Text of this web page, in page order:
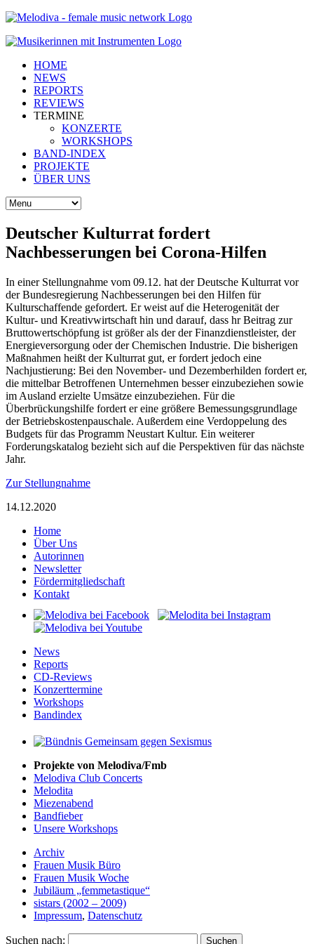
HOME
NEWS
REPORTS
REVIEWS
TERMINE
KONZERTE
WORKSHOPS
BAND-INDEX
PROJEKTE
ÜBER UNS
Deutscher Kulturrat fordert
Nachbesserungen bei Corona-Hilfen
In einer Stellungnahme vom 09.12. hat der Deutsche Kulturrat vor
der Bundesregierung Nachbesserungen bei den Hilfen für
Kulturschaffende gefordert. Er weist auf die Heterogenität der
Kultur- und Kreativwirtschaft hin und darauf, dass hr Beitrag zur
Bruttowertschöpfung ist größer als der der Finanzdienstleister, der
Energieversorgung oder der Chemischen Industrie. Die bisherigen
Maßnahmen heißt der Kulturrat gut, er fordert jedoch eine
Nachjustierung: Bei den November- und Dezemberhilden fordert er,
die mittelbar Betroffenen Unternehmen besser einzubeziehen sowie
im Ausland erzielte Umsätze einzubeziehen. Für die
Überbrückungshilfe fordert er eine größere Bemessungsgrundlage
der Betriebskostenpauschale. Außerdem eine Verdoppelung des
Budgets für das Programm Neustart Kultur. Ein weiterer
Forderungskatalog bezieht sich auf die Perspektiven für das nächste
Jahr.
Zur Stellungnahme
14.12.2020
Home
Über Uns
Autorinnen
Newsletter
Fördermitgliedschaft
Kontakt
News
Reports
CD-Reviews
Konzerttermine
Workshops
Bandindex
Projekte von Melodiva/Fmb
Melodiva Club Concerts
Melodita
Miezenabend
Bandfieber
Unsere Workshops
Archiv
Frauen Musik Büro
Frauen Musik Woche
Jubiläum „femmetastique“
sistars (2002 – 2009)
Impressum, Datenschutz
Suchen nach: